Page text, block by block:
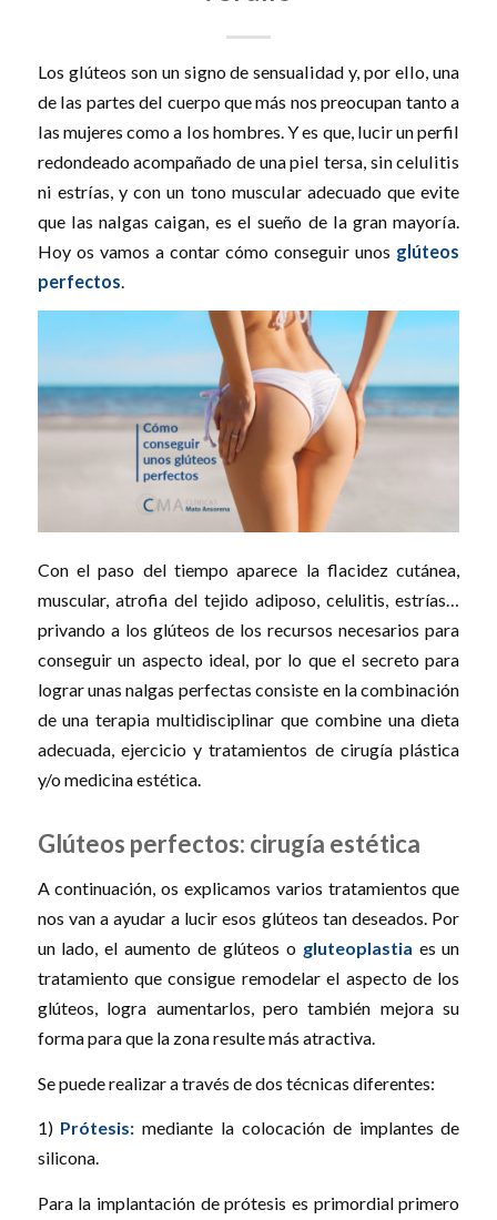
Los glúteos son un signo de sensualidad y, por ello, una
de las partes del cuerpo que más nos preocupan tanto a
las mujeres como a los hombres. Y es que, lucir un perfil
redondeado acompañado de una piel tersa, sin celulitis
ni estrías, y con un tono muscular adecuado que evite
que las nalgas caigan, es el sueño de la gran mayoría.
Hoy os vamos a contar cómo conseguir unos glúteos
perfectos
Con el paso del tiempo aparece la flacidez cutánea,
muscular, atrofia del tejido adiposo, celulitis, estrías…
privando a los glúteos de los recursos necesarios para
conseguir un aspecto ideal, por lo que el secreto para
lograr unas nalgas perfectas consiste en la combinación
de una terapia multidisciplinar que combine una dieta
adecuada, ejercicio y tratamientos de cirugía plástica
y/o medicina estética.
Glúteos perfectos: cirugía estética
A continuación, os explicamos varios tratamientos que
nos van a ayudar a lucir esos glúteos tan deseados. Por
un lado, el aumento de glúteos o gluteoplastia es un
tratamiento que consigue remodelar el aspecto de los
glúteos, logra aumentarlos, pero también mejora su
forma para que la zona resulte más atractiva.
Se puede realizar a través de dos técnicas diferentes:
1) Prótesis: mediante la colocación de implantes de
silicona.
Para la implantación de prótesis es primordial primero